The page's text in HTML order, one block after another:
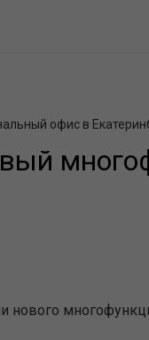
офис в